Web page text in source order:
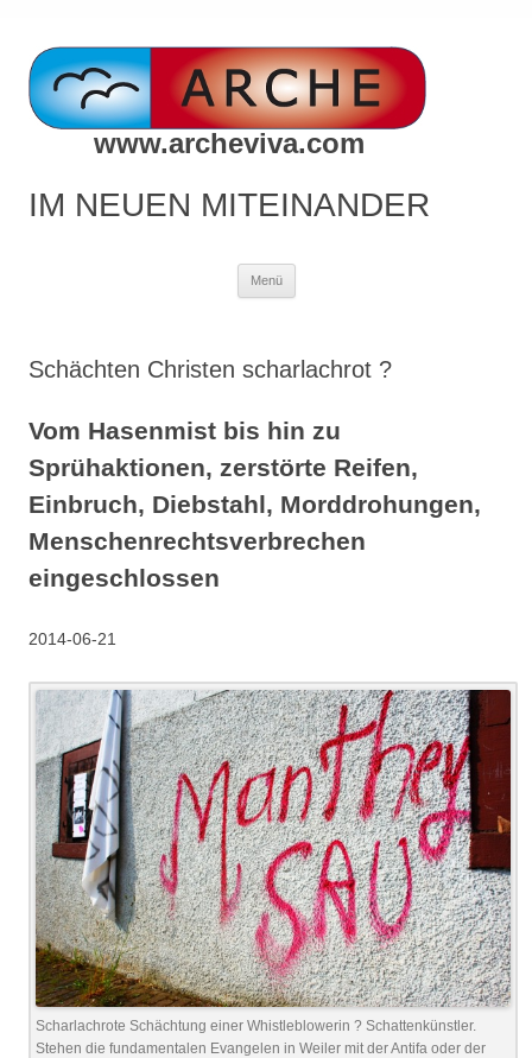
www.archeviva.com
IM NEUEN MITEINANDER
Menü
Schächten Christen scharlachrot ?
Vom Hasenmist bis hin zu
Sprühaktionen, zerstörte Reifen,
Einbruch, Diebstahl, Morddrohungen,
Menschenrechtsverbrechen
eingeschlossen
2014-06-21
Scharlachrote Schächtung einer Whistleblowerin ? Schattenkünstler.
Stehen die fundamentalen Evangelen in Weiler mit der Antifa oder der